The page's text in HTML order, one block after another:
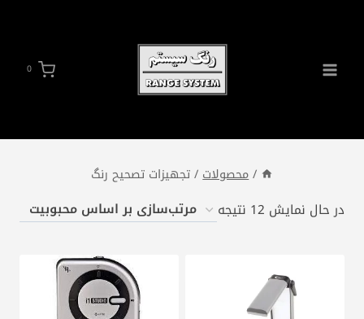
0
/محصولات/تجهیزات تصحیح رنگ
در حال نمایش 12 نتیجه
مرتب‌سازی